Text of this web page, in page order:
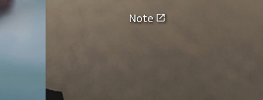
Note open_in_new